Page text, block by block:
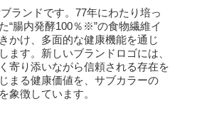
ランドです。77年にわたり培っ
“腸内発酵100％※”の食物繊維イ
かけ、多面的な健康機能を通じ
す。新しいブランドロゴには、
寄り添いながら信頼される存在を
まる健康価値を、サブカラーの
象徴しています。